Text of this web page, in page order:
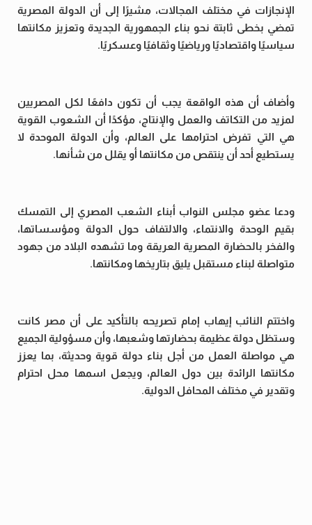
الإنجازات في مختلف المجالات، مشيرًا إلى أن الدولة المصرية
تمضي بخطى ثابتة نحو بناء الجمهورية الجديدة وتعزيز مكانتها
سياسيًا واقتصاديًا ورياضيًا وثقافيًا وعسكريًا.
وأضاف أن هذه الواقعة يجب أن تكون دافعًا لكل المصريين
لمزيد من التكاتف والعمل والإنتاج، مؤكدًا أن الشعوب القوية
هي التي تفرض احترامها على العالم، وأن الدولة الموحدة لا
يستطيع أحد أن ينتقص من مكانتها أو يقلل من شأنها.
ودعا عضو مجلس النواب أبناء الشعب المصري إلى التمسك
بقيم الوحدة والانتماء، والالتفاف حول الدولة ومؤسساتها،
والفخر بالحضارة المصرية العريقة وما تشهده البلاد من جهود
متواصلة لبناء مستقبل يليق بتاريخها ومكانتها.
واختتم النائب إيهاب إمام تصريحه بالتأكيد على أن مصر كانت
وستظل دولة عظيمة بحضارتها وشعبها، وأن مسؤولية الجميع
هي مواصلة العمل من أجل بناء دولة قوية وحديثة، بما يعزز
مكانتها الرائدة بين دول العالم، ويجعل اسمها محل احترام
وتقدير في مختلف المحافل الدولية.